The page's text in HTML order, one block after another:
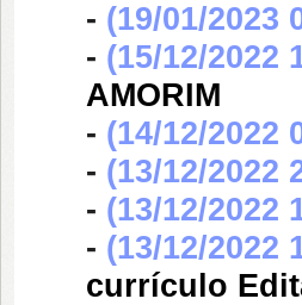
- (19/01/2023
- (15/12/2022
AMORIM
- (14/12/2022
- (13/12/2022
- (13/12/2022
- (13/12/2022
currículo